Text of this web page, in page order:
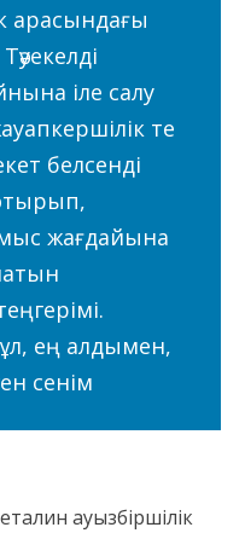
арасындағы
іле салу
те
белсенді
жағдайына
ең алдымен,
сенім
ауызбіршілік